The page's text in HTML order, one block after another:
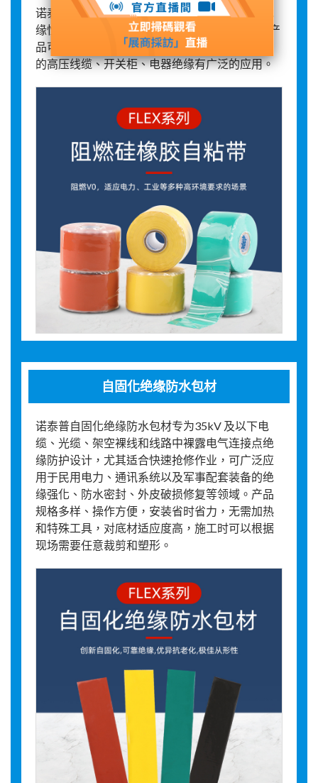
诺泰普阻燃型硅胶自粘带具有良好的延展性，绝
缘性能好，可在-60℃-180℃下长期工作。该款产
品可以达到UL94-V0阻燃标准，在需要阻燃要求
的高压线缆、开关柜、电器绝缘有广泛的应用。
自固化绝缘防水包材
诺泰普自固化绝缘防水包材专为35kV 及以下电
缆、光缆、架空裸线和线路中裸露电气连接点绝
缘防护设计，尤其适合快速抢修作业，可广泛应
用于民用电力、通讯系统以及军事配套装备的绝
缘强化、防水密封、外皮破损修复等领域。产品
规格多样、操作方便，安装省时省力，无需加热
和特殊工具，对底材适应度高，施工时可以根据
现场需要任意裁剪和塑形。